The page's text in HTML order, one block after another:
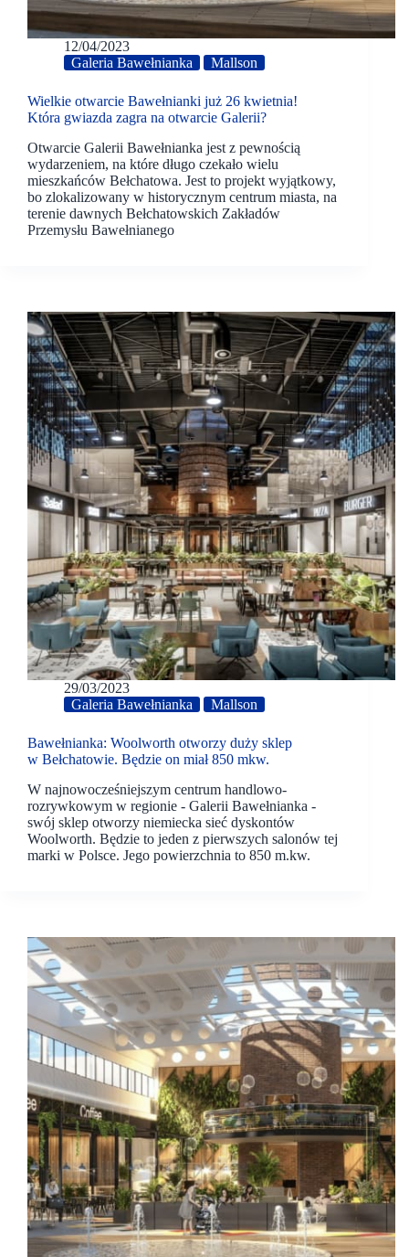
12/04/2023
Galeria Bawełnianka
Mallson
Wielkie otwarcie Bawełnianki już 26 kwietnia!
Która gwiazda zagra na otwarcie Galerii?
Otwarcie Galerii Bawełnianka jest z pewnością
wydarzeniem, na które długo czekało wielu
mieszkańców Bełchatowa. Jest to projekt wyjątkowy,
bo zlokalizowany w historycznym centrum miasta, na
terenie dawnych Bełchatowskich Zakładów
Przemysłu Bawełnianego
29/03/2023
Galeria Bawełnianka
Mallson
Bawełnianka: Woolworth otworzy duży sklep
w Bełchatowie. Będzie on miał 850 mkw.
W najnowocześniejszym centrum handlowo-
rozrywkowym w regionie - Galerii Bawełnianka -
swój sklep otworzy niemiecka sieć dyskontów
Woolworth. Będzie to jeden z pierwszych salonów tej
marki w Polsce. Jego powierzchnia to 850 m.kw.